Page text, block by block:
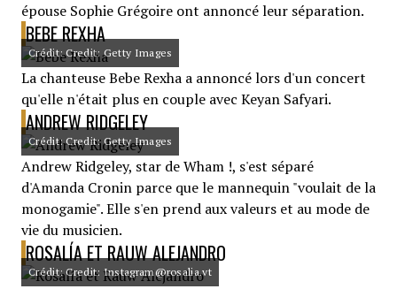
épouse Sophie Grégoire ont annoncé leur séparation.
BEBE REXHA
Crédit: Credit: Getty Images
La chanteuse Bebe Rexha a annoncé lors d'un concert
qu'elle n'était plus en couple avec Keyan Safyari.
ANDREW RIDGELEY
Crédit: Credit: Getty Images
Andrew Ridgeley, star de Wham !, s'est séparé
d'Amanda Cronin parce que le mannequin "voulait de la
monogamie". Elle s'en prend aux valeurs et au mode de
vie du musicien.
ROSALÍA ET RAUW ALEJANDRO
Crédit: Credit: Instagram@rosalia.vt